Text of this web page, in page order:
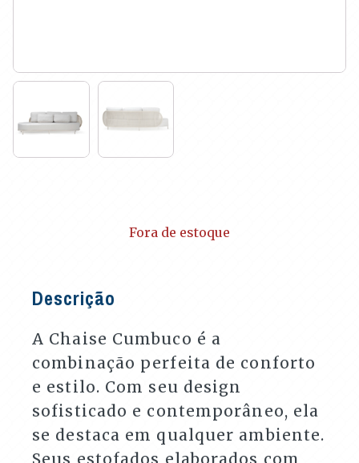
Fora de estoque
Descrição
A Chaise Cumbuco é a
combinação perfeita de conforto
e estilo. Com seu design
sofisticado e contemporâneo, ela
se destaca em qualquer ambiente.
Seus estofados elaborados com